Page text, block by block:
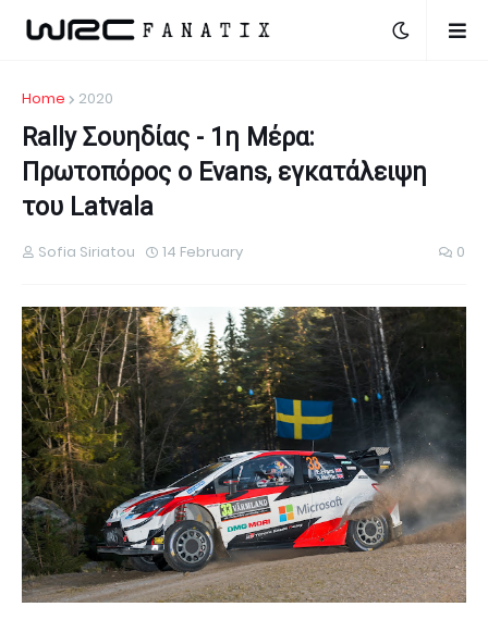
Home 2020
Rally Σουηδίας - 1η Μέρα:
Πρωτοπόρος ο Evans, εγκατάλειψη
του Latvala
Sofia Siriatou 14 February 0